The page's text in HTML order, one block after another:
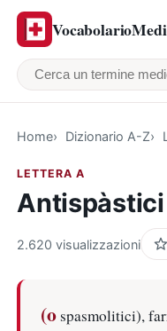
Cerca un termine
Home Dizionario A-Z
LETTERA A
Antispàstici
2.620 visualizzazioni
(ospasmolitici),